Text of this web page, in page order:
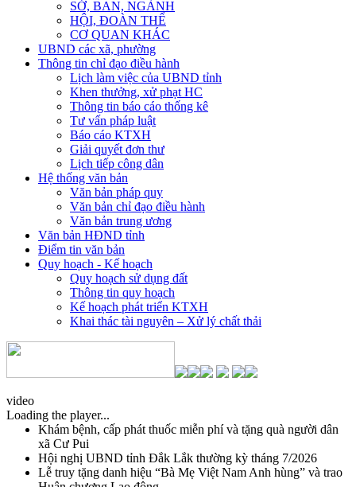
SỞ, BAN, NGÀNH
HỘI, ĐOÀN THỂ
CƠ QUAN KHÁC
UBND các xã, phường
Thông tin chỉ đạo điều hành
Lịch làm việc của UBND tỉnh
Khen thưởng, xử phạt HC
Thông tin báo cáo thống kê
Tư vấn pháp luật
Báo cáo KTXH
Giải quyết đơn thư
Lịch tiếp công dân
Hệ thống văn bản
Văn bản pháp quy
Văn bản chỉ đạo điều hành
Văn bản trung ương
Văn bản HĐND tỉnh
Điểm tin văn bản
Quy hoạch - Kế hoạch
Quy hoạch sử dụng đất
Thông tin quy hoạch
Kế hoạch phát triển KTXH
Khai thác tài nguyên – Xử lý chất thải
video
Loading the player...
Khám bệnh, cấp phát thuốc miễn phí và tặng quà người dân
xã Cư Pui
Hội nghị UBND tỉnh Đắk Lắk thường kỳ tháng 7/2026
Lễ truy tặng danh hiệu “Bà Mẹ Việt Nam Anh hùng” và trao